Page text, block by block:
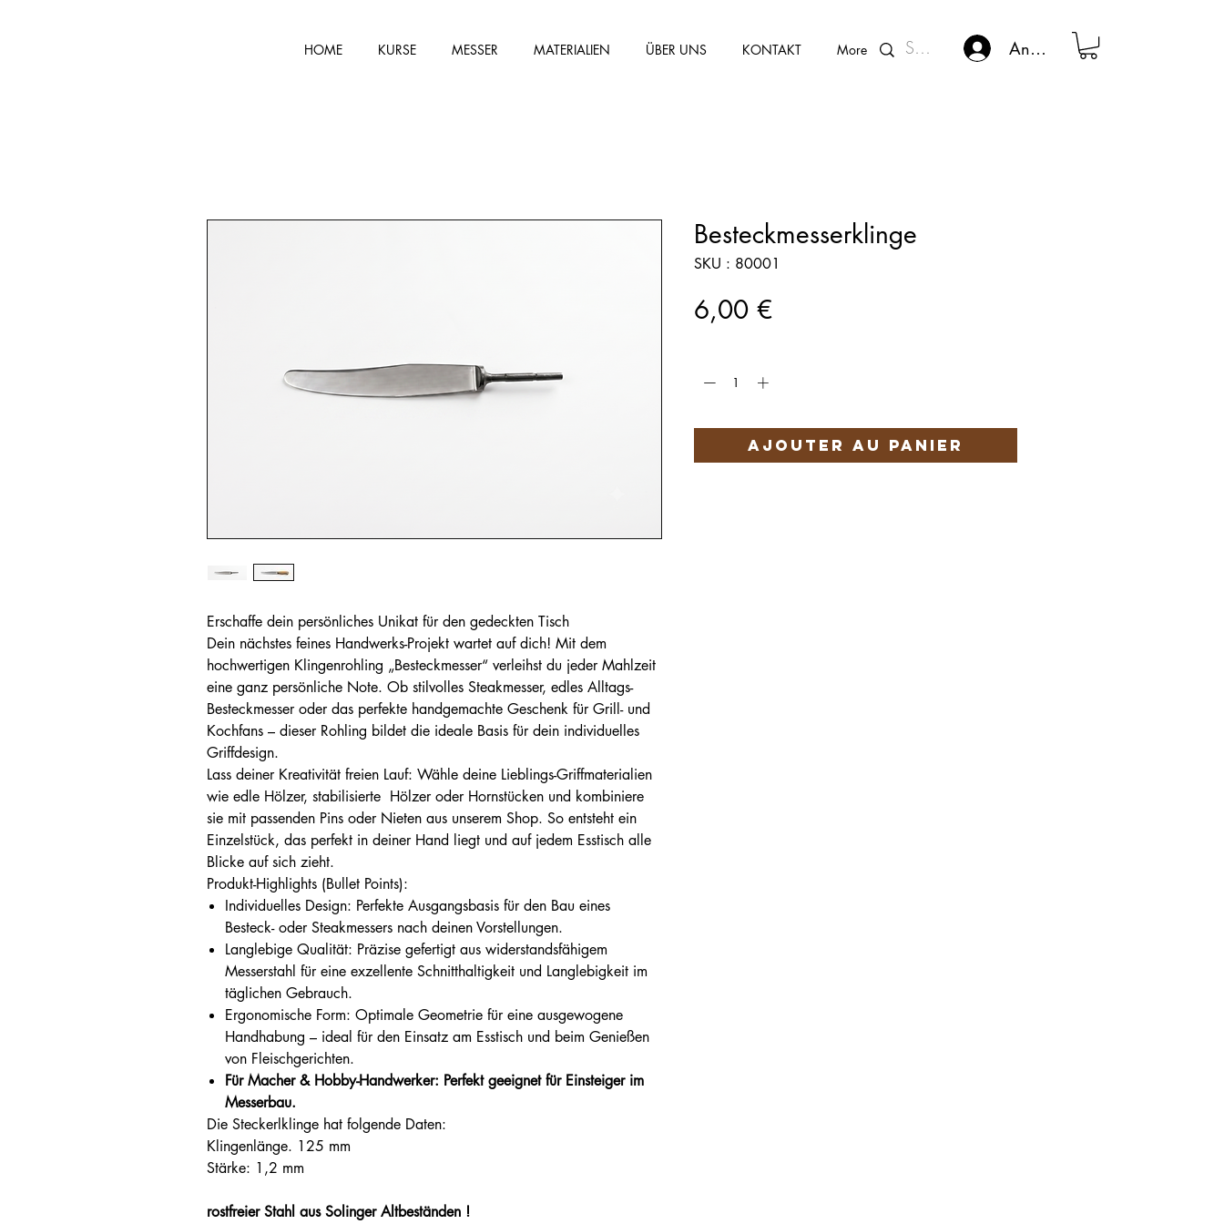
HOME KURSE MESSER MATERIALIEN ÜBER UNS KONTAKT More Kunden - Login
Anmelden
Erschaffe dein persönliches Unikat für den gedeckten Tisch
Dein nächstes feines Handwerks-Projekt wartet auf dich! Mit dem
hochwertigen Klingenrohling „Besteckmesser“ verleihst du jeder Mahlzeit
eine ganz persönliche Note. Ob stilvolles Steakmesser, edles Alltags-
Besteckmesser oder das perfekte handgemachte Geschenk für Grill- und
Kochfans – dieser Rohling bildet die ideale Basis für dein individuelles
Griffdesign.
Lass deiner Kreativität freien Lauf: Wähle deine Lieblings-Griffmaterialien
wie edle Hölzer, stabilisierte Hölzer oder Hornstücken und kombiniere
sie mit passenden Pins oder Nieten aus unserem Shop. So entsteht ein
Einzelstück, das perfekt in deiner Hand liegt und auf jedem Esstisch alle
Blicke auf sich zieht.
Produkt-Highlights (Bullet Points):
Individuelles Design: Perfekte Ausgangsbasis für den Bau eines
Besteck- oder Steakmessers nach deinen Vorstellungen.
Langlebige Qualität: Präzise gefertigt aus widerstandsfähigem
Messerstahl für eine exzellente Schnitthaltigkeit und Langlebigkeit im
täglichen Gebrauch.
Ergonomische Form: Optimale Geometrie für eine ausgewogene
Handhabung – ideal für den Einsatz am Esstisch und beim Genießen
von Fleischgerichten.
Für Macher & Hobby-Handwerker: Perfekt geeignet für Einsteiger im
Messerbau.
Die Steckerlklinge hat folgende Daten:
Klingenlänge. 125 mm
Stärke: 1,2 mm
rostfreier Stahl aus Solinger Altbeständen !
Besteckmesserklinge
SKU : 80001
6,00 €Prix
Ajouter au panier